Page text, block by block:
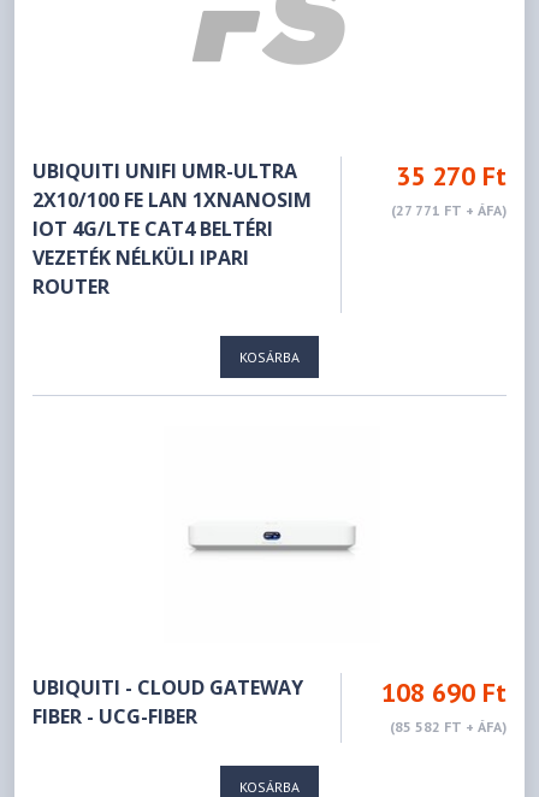
UBIQUITI UNIFI UMR-ULTRA
2X10/100 FE LAN 1XNANOSIM
IOT 4G/LTE CAT4 BELTÉRI
VEZETÉK NÉLKÜLI IPARI
ROUTER
35 270 Ft
(27 771 FT + ÁFA)
KOSÁRBA
UBIQUITI - CLOUD GATEWAY
FIBER - UCG-FIBER
108 690 Ft
(85 582 FT + ÁFA)
KOSÁRBA